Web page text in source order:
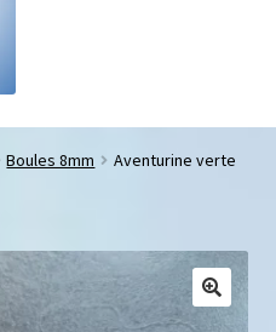
Boules 8mm
Aventurine verte